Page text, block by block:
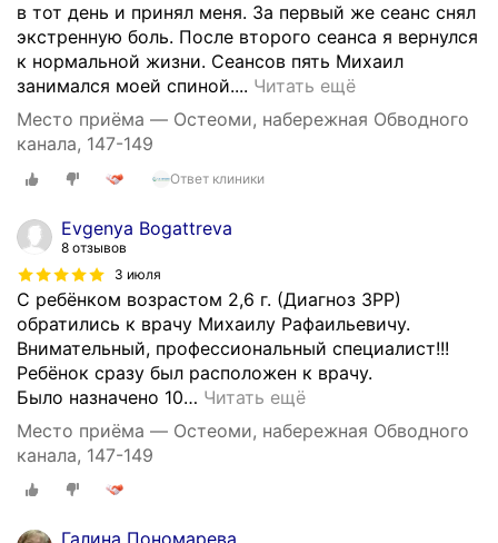
в тот день и принял меня. За первый же сеанс снял
экстренную боль. После второго сеанса я вернулся
к нормальной жизни. Сеансов пять Михаил
занимался моей спиной.... Читать ещёБ
е
м
а
с
о
Место приёма — Остеоми, набережная Обводного
канала, 147-149
Ответ клиники
Evgenya Bogattreva
8 отзывов
3 июля
С ребёнком возрастом 2,6 г. (Диагноз ЗРР)
обратились к врачу Михаилу Рафаильевичу.
Внимательный, профессиональный специалист!!!
Ребёнок сразу был расположен к врачу.
Было назначено 10… Читать ещё
Место приёма — Остеоми, набережная Обводного
канала, 147-149